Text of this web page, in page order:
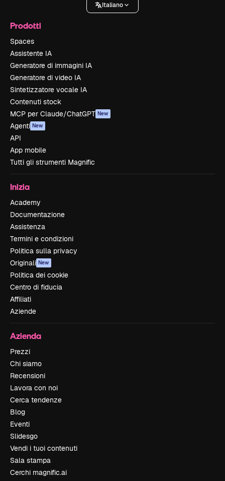
Italiano
Prodotti
Spaces
Assistente IA
Generatore di immagini IA
Generatore di video IA
Sintetizzatore vocale IA
Contenuti stock
MCP per Claude/ChatGPT New
Agenti New
API
App mobile
Tutti gli strumenti Magnific
Inizia
Academy
Documentazione
Assistenza
Termini e condizioni
Politica sulla privacy
Originali New
Politica dei cookie
Centro di fiducia
Affiliati
Aziende
Azienda
Prezzi
Chi siamo
Recensioni
Lavora con noi
Cerca tendenze
Blog
Eventi
Slidesgo
Vendi i tuoi contenuti
Sala stampa
Cerchi magnific.ai